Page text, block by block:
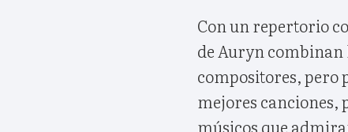
Con un repertorio
de Auryn combinan
compositores, pero
mejores canciones,
músicos que